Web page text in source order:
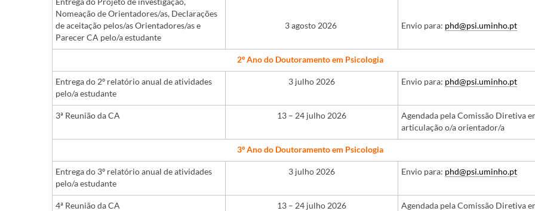
Nomeação de Orientadores/as, Declarações
de aceitação pelos/as Orientadores/as e
Parecer CA pelo/a estudante
3 agosto 2026 Envio para: phd@psi.uminho.pt
2º Ano do Doutoramento em Psicologia​ ​
Entrega do 2º relatório anual de atividades
pelo/a estudante
3 julho 2026 Envio para: phd@psi.uminho.pt
3ª Reunião da CA 13 – 24 julho 2026
Agendada pela Comissão Diretiva
articulação o/a orientador/a
3º Ano do Doutoramento em Psicologia​ ​
Entrega do 3º relatório anual de atividades
pelo/a estudante
3 julho 2026 Envio para: phd@psi.uminho.pt
4ª Reunião da CA 13 – 24 julho 2026
Agendada pela Comissão Diretiva